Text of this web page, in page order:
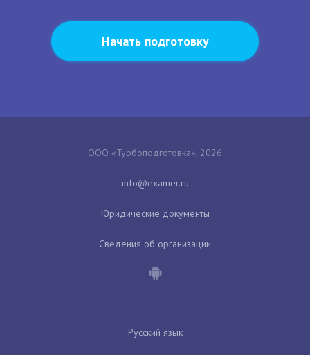
Начать подготовку
ООО «Турбоподготовка», 2026
Юридические документы
Сведения об организации
Русский язык